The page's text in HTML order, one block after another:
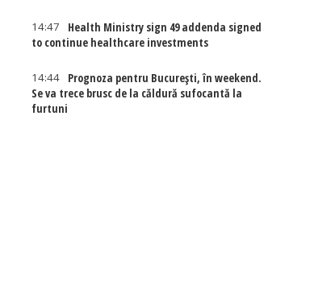
14:47
Health Ministry sign 49 addenda signed
to continue healthcare investments
14:44
Prognoza pentru București, în weekend.
Se va trece brusc de la căldură sufocantă la
furtuni